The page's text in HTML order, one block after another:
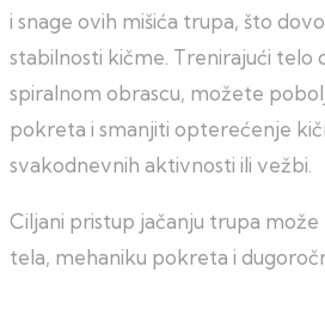
i snage ovih mišića trupa, što
stabilnosti kičme. Trenirajući telo
spiralnom obrascu, možete
pokreta i smanjiti opterećenje
svakodnevnih aktivnosti ili vežbi.
Ciljani pristup jačanju trupa
tela, mehaniku pokreta i